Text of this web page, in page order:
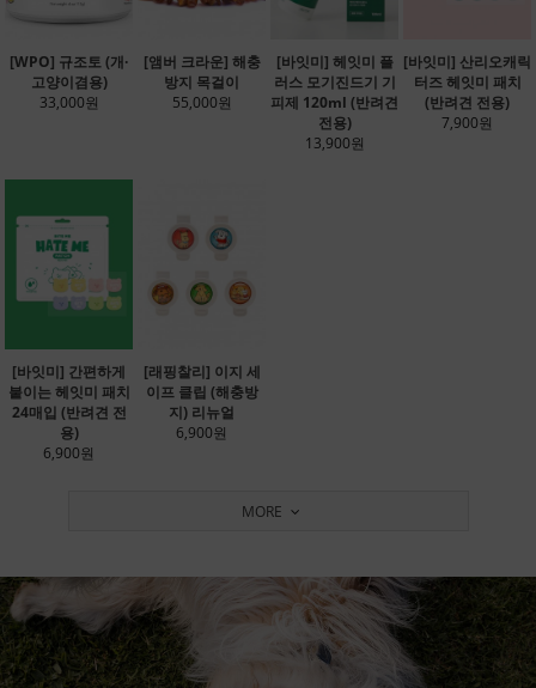
[WPO] 규조토 (개·
고양이겸용)
33,000원
[앰버 크라운] 해충
방지 목걸이
55,000원
[바잇미] 헤잇미 플
러스 모기진드기 기
피제 120ml (반려견
전용)
13,900원
[바잇미] 산리오캐릭
터즈 헤잇미 패치
(반려견 전용)
7,900원
[바잇미] 간편하게
붙이는 헤잇미 패치
24매입 (반려견 전
용)
6,900원
[래핑찰리] 이지 세
이프 클립 (해충방
지) 리뉴얼
6,900원
MORE